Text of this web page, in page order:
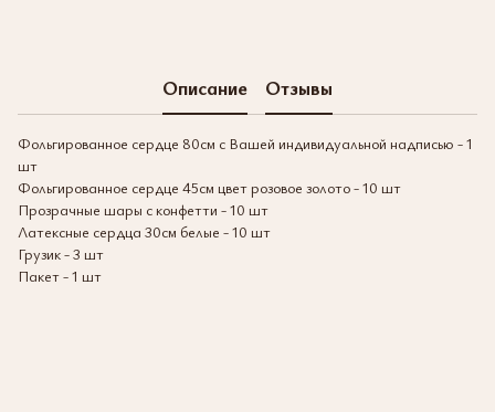
Описание Отзывы
Фольгированное сердце 80см с Вашей индивидуальной надписью - 1
шт
Фольгированное сердце 45см цвет розовое золото - 10 шт
Прозрачные шары с конфетти - 10 шт
Латексные сердца 30см белые - 10 шт
Грузик - 3 шт
Пакет - 1 шт